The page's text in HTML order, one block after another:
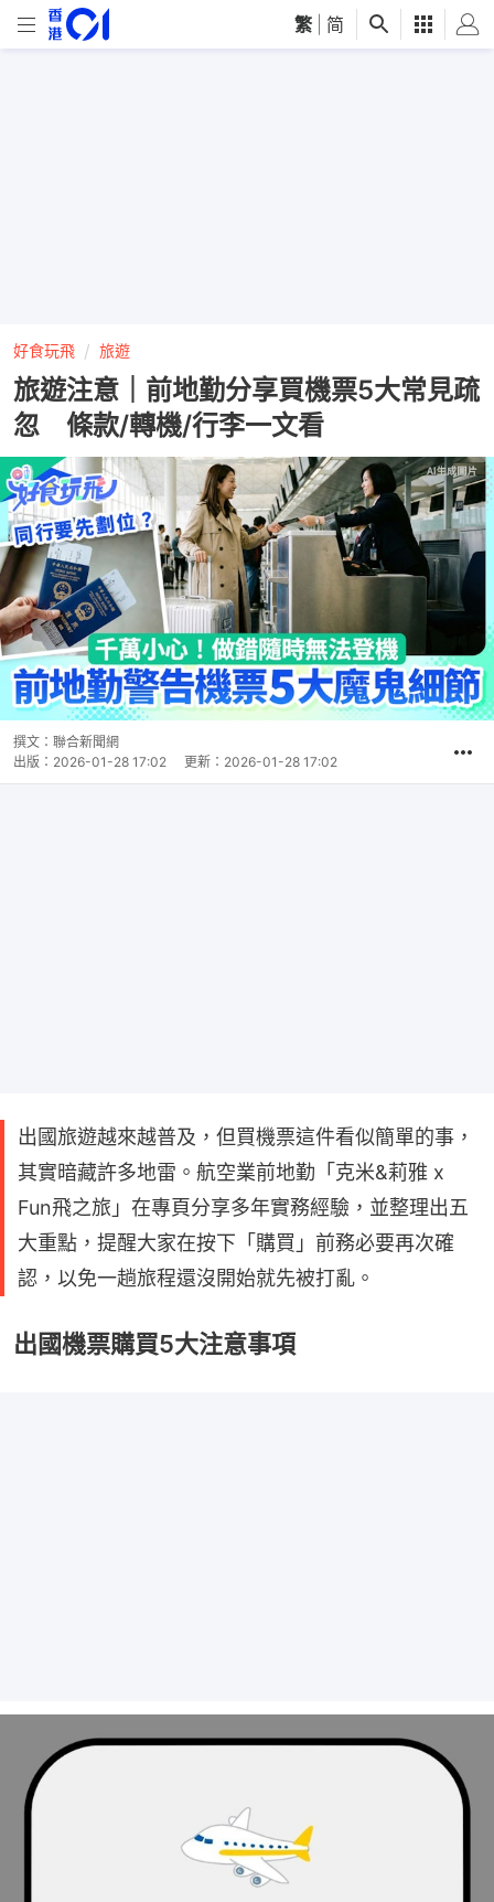
繁 简
好食玩飛 旅遊
旅遊注意｜前地勤分享買機票5大常見疏
忽 條款/轉機/行李一文看
撰文： 聯合新聞網
出版： 2026-01-28 17:02 更新： 2026-01-28 17:02
出國旅遊越來越普及，但買機票這件看似簡單的事，
其實暗藏許多地雷。航空業前地勤「克米&莉雅 x
Fun飛之旅」在專頁分享多年實務經驗，並整理出五
大重點，提醒大家在按下「購買」前務必要再次確
認，以免一趟旅程還沒開始就先被打亂。
出國機票購買5大注意事項